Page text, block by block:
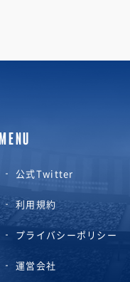
MENU
公式Twitter
利用規約
プライバシーポリシー
運営会社